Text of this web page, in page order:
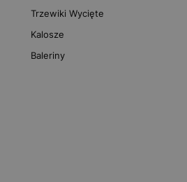
Trzewiki Wycięte
Kalosze
Baleriny